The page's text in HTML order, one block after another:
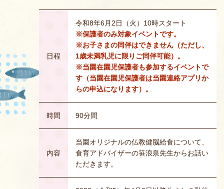
日程
令和8年6月2日（火）10時スタート
※保護者のみ対象イベントです。
※お子さまの同伴はできません（ただし、
1歳未満乳児に限りご同伴可能）。
※当園在園児保護者も参加するイベントで
す（当園在園児保護者は当園連絡アプリか
らの申込になります）。
時間 90分間
内容
当園オリジナルの仏教健脳給食について、
食育アドバイザーの笹浪泉先生からお話い
ただきます。